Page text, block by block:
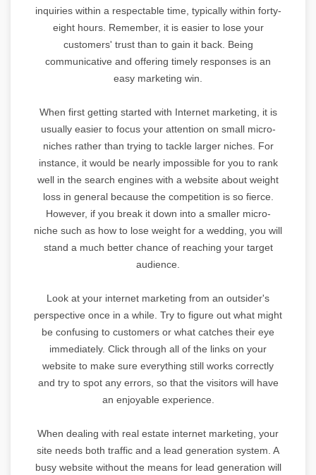
inquiries within a respectable time, typically within forty-
eight hours. Remember, it is easier to lose your
customers' trust than to gain it back. Being
communicative and offering timely responses is an
easy marketing win.
When first getting started with Internet marketing, it is
usually easier to focus your attention on small micro-
niches rather than trying to tackle larger niches. For
instance, it would be nearly impossible for you to rank
well in the search engines with a website about weight
loss in general because the competition is so fierce.
However, if you break it down into a smaller micro-
niche such as how to lose weight for a wedding, you will
stand a much better chance of reaching your target
audience.
Look at your internet marketing from an outsider's
perspective once in a while. Try to figure out what might
be confusing to customers or what catches their eye
immediately. Click through all of the links on your
website to make sure everything still works correctly
and try to spot any errors, so that the visitors will have
an enjoyable experience.
When dealing with real estate internet marketing, your
site needs both traffic and a lead generation system. A
busy website without the means for lead generation will